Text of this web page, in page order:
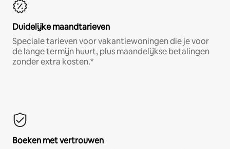
Duidelijke maandtarieven
Speciale tarieven voor vakantiewoningen die je voor
de lange termijn huurt, plus maandelijkse betalingen
zonder extra kosten.*
Boeken met vertrouwen